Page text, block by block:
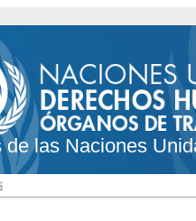
de las Naciones